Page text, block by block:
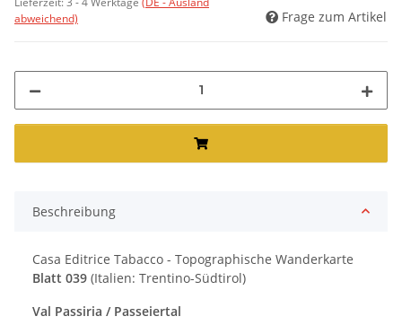
abweichend)
Frage zum Artikel
Beschreibung
Casa Editrice Tabacco - Topographische Wanderkarte
Blatt 039 (Italien: Trentino-Südtirol)
Val Passiria / Passeiertal